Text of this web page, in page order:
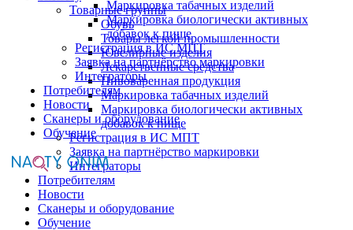
Маркировка табачных изделий
Маркировка биологически активных
добавок к пище
Регистрация в ИС МПТ
Заявка на партнёрство маркировки
Интеграторы
Потребителям
Новости
Сканеры и оборудование
Обучение
Товарные группы
Обувь
Товары легкой промышленности
Ювелирные изделия
Лекарственные средства
Пивоваренная продукция
Маркировка табачных изделий
Маркировка биологически активных
добавок к пище
Регистрация в ИС МПТ
Заявка на партнёрство маркировки
Интеграторы
Потребителям
Новости
Сканеры и оборудование
Обучение